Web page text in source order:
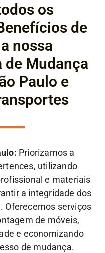
os
de
nossa
de Mudança
Paulo e
Priorizamos a
utilizando
e materiais
a integridade dos
Oferecemos serviços
de móveis,
e economizando
de mudança.